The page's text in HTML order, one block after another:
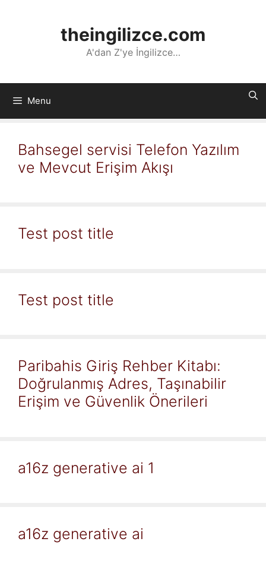
theingilizce.com
A'dan Z'ye İngilizce…
Menu
Bahsegel servisi Telefon Yazılım
ve Mevcut Erişim Akışı
Test post title
Test post title
Paribahis Giriş Rehber Kitabı:
Doğrulanmış Adres, Taşınabilir
Erişim ve Güvenlik Önerileri
a16z generative ai 1
a16z generative ai